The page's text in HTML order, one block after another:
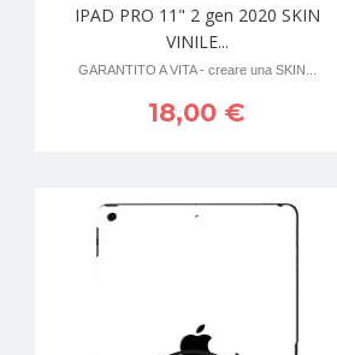
IPAD PRO 11" 2 gen 2020 SKIN
VINILE...
GARANTITO A VITA - creare una SKIN...
18,00 €